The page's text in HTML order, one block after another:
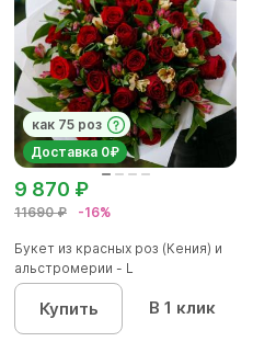
как 75 роз
Доставка 0₽
11690 ₽ -16%
9 870 ₽
Букет из красных роз (Кения) и
альстромерии - L
Купить В 1 клик